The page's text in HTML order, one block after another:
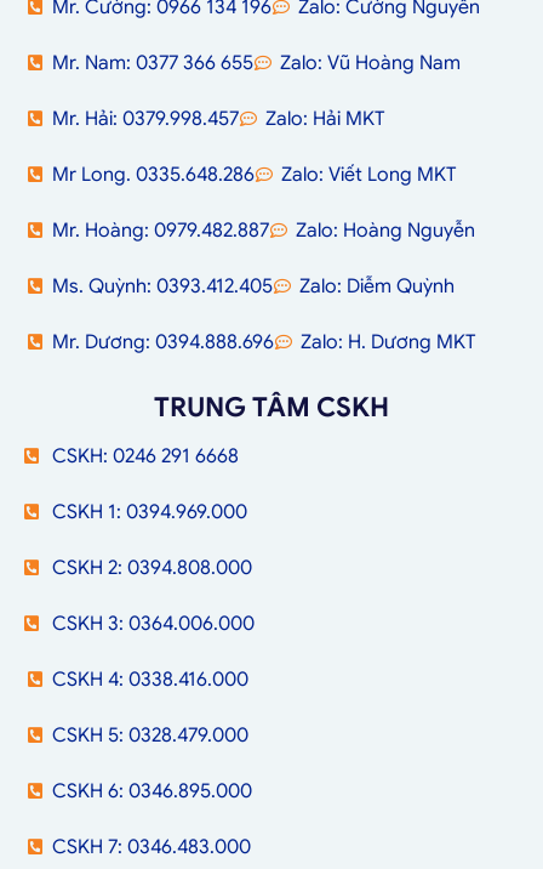
Mr. Cường: 0966 134 196 Zalo: Cường Nguyễn
Mr. Nam: 0377 366 655 Zalo: Vũ Hoàng Nam
Mr. Hải: 0379.998.457 Zalo: Hải MKT
Mr Long. 0335.648.286 Zalo: Viết Long MKT
Mr. Hoàng: 0979.482.887 Zalo: Hoàng Nguyễn
Ms. Quỳnh: 0393.412.405 Zalo: Diễm Quỳnh
Mr. Dương: 0394.888.696 Zalo: H. Dương MKT
TRUNG TÂM CSKH
CSKH: 0246 291 6668
CSKH 1: 0394.969.000
CSKH 2: 0394.808.000
CSKH 3: 0364.006.000
CSKH 4: 0338.416.000
CSKH 5: 0328.479.000
CSKH 6: 0346.895.000
CSKH 7: 0346.483.000